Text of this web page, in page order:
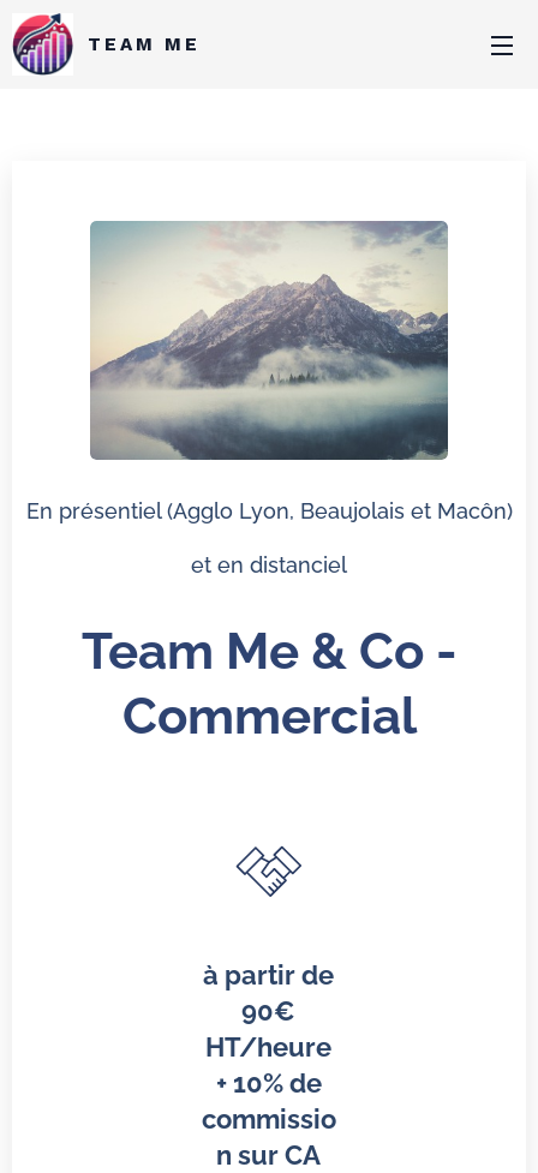
TEAM ME
En présentiel (Agglo Lyon, Beaujolais et Macôn)
et en distanciel
Team Me & Co -
Commercial
à partir de
90€
HT/heure
+ 10% de
commissio
n sur CA